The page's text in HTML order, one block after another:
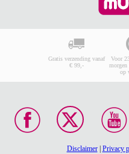
Gratis verzending vanaf
€ 99,-
Voor
op
Disclaimer| Privacy